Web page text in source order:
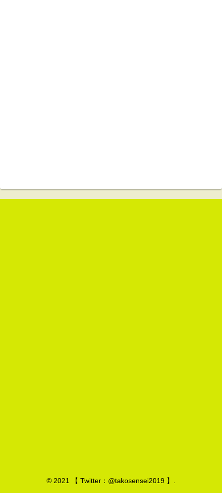
© 2021 【 Twitter：@takosensei2019 】.